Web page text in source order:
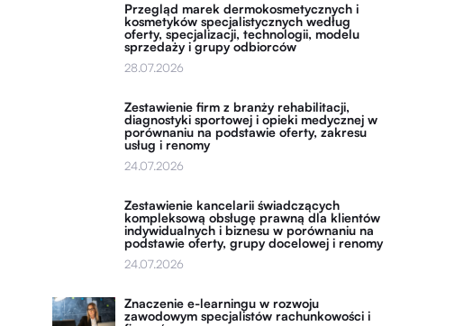
Przegląd marek dermokosmetycznych i
kosmetyków specjalistycznych według
oferty, specjalizacji, technologii, modelu
sprzedaży i grupy odbiorców
28.07.2026
Zestawienie firm z branży rehabilitacji,
diagnostyki sportowej i opieki medycznej w
porównaniu na podstawie oferty, zakresu
usług i renomy
24.07.2026
Zestawienie kancelarii świadczących
kompleksową obsługę prawną dla klientów
indywidualnych i biznesu w porównaniu na
podstawie oferty, grupy docelowej i renomy
24.07.2026
Znaczenie e-learningu w rozwoju
zawodowym specjalistów rachunkowości i